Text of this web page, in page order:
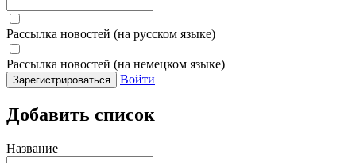
Рассылка новостей (на русском языке)
Рассылка новостей (на немецком языке)
Зарегистрироваться Войти
Добавить список
Название